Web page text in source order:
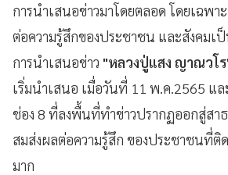
การนำเสนอข่าวมาโดยตลอด โดยเฉพา
ต่อความรู้สึกของประชาชน และสังคมเ
การนำเสนอข่าว "หลวงปู่แสง ญาณวโ
เริ่มนำเสนอ เมื่อวันที่ 11 พ.ค.2565 แ
ช่อง 8 ที่ลงพื้นที่ทำข่าวปรากฏออกสู่สา
สมส่งผลต่อความรู้สึก ของประชาชนที่ติ
มาก